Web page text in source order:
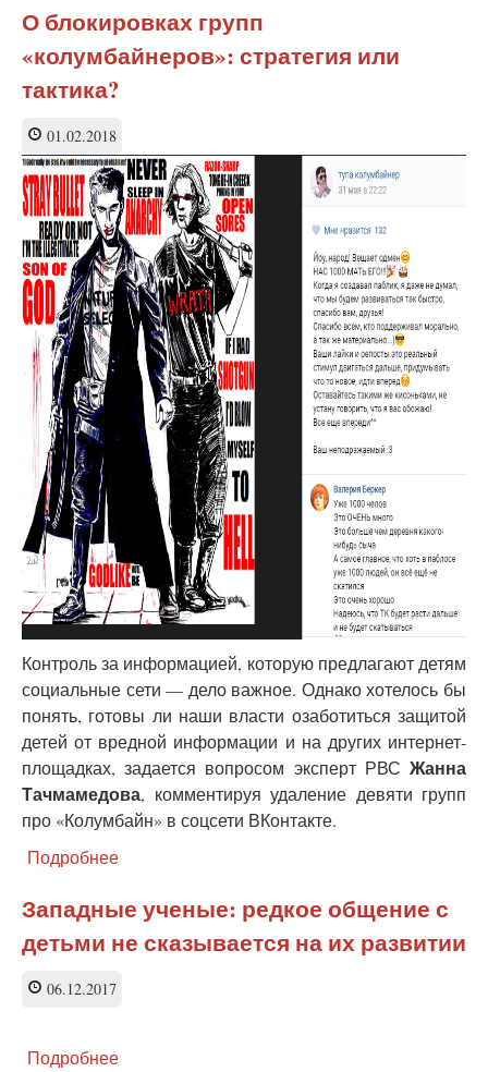
из
США:
смартфоны
вредят
сильнее
О блокировках групп
«колумбайнеров»: стратегия или
тактика?
01.02.2018
Контроль за информацией, которую предлагают детям
социальные сети — дело важное. Однако хотелось бы
понять, готовы ли наши власти озаботиться защитой
детей от вредной информации и на других интернет-
площадках, задается вопросом эксперт РВС Жанна
Тачмамедова, комментируя удаление девяти групп
про «Колумбайн» в соцсети ВКонтакте.
Подробнее
блокировках
групп
«колумбайнеров»:
Западные ученые: редкое общение с
детьми не сказывается на их развитии
06.12.2017
Подробнее